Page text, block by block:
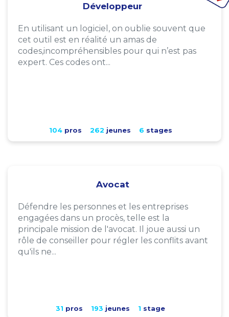
Développeur
En utilisant un logiciel, on oublie souvent que
cet outil est en réalité un amas de
codes,incompréhensibles pour qui n’est pas
expert. Ces codes ont...
104pros 262 jeunes 6 stages
Avocat
Défendre les personnes et les entreprises
engagées dans un procès, telle est la
principale mission de l'avocat. Il joue aussi un
rôle de conseiller pour régler les conflits avant
qu'ils ne...
31 pros 193 jeunes 1 stage